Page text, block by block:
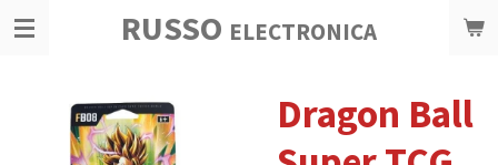
Ga
hoofdinhoud
RUSSO ELECTRONICA
Dragon Ball